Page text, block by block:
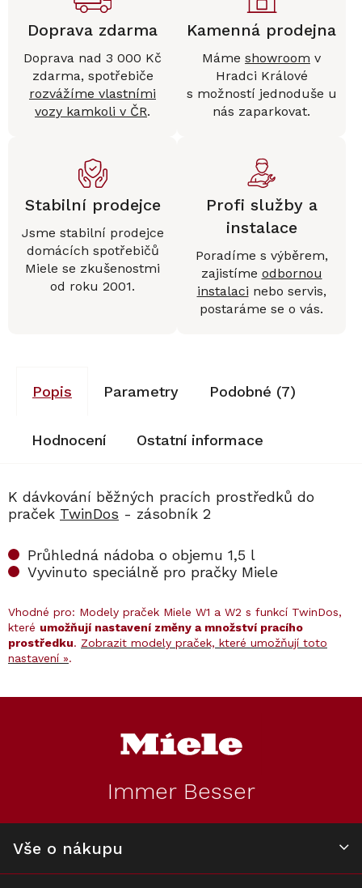
Doprava zdarma
Doprava nad 3 000 Kč
zdarma, spotřebiče
rozvážíme vlastními
vozy kamkoli v ČR.
Kamenná prodejna
Máme showroom v
Hradci Králové
s možností jednoduše u
nás zaparkovat.
Stabilní prodejce
Jsme stabilní prodejce
domácích spotřebičů
Miele se zkušenostmi
od roku 2001.
Profi služby a
instalace
Poradíme s výběrem,
zajistíme odbornou
instalaci nebo servis,
postaráme se o vás.
Popis Parametry Podobné (7)
Hodnocení Ostatní informace
K dávkování běžných pracích prostředků do
praček TwinDos - zásobník 2
Průhledná nádoba o objemu 1,5 l
Vyvinuto speciálně pro pračky Miele
Vhodné pro: Modely praček Miele W1 a W2 s funkcí TwinDos,
které umožňují nastavení změny a množství pracího
prostředku. Zobrazit modely praček, které umožňují toto
nastavení ».
Miele NB TD 0011
Prázdný zásobník
1 pro TwinDos
UltraPhase
Skladem
Prací prostředek
Miele UltraPhase
a 2 (6 x 1,4 l)
Skladem
Immer Besser
Vše o nákupu